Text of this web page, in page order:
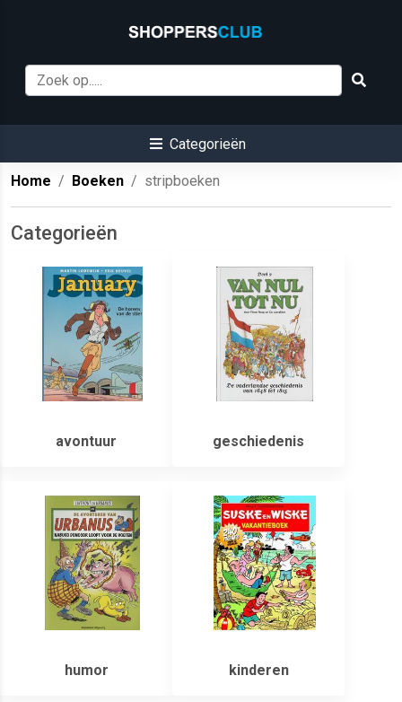
Categorieën
Home Boeken stripboeken
Categorieën
avontuur geschiedenis
humor kinderen